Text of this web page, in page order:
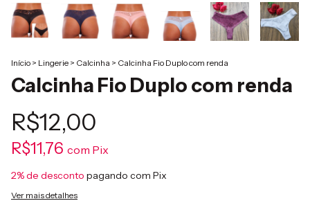
Início > Lingerie > Calcinha > Calcinha Fio Duplo com renda
Calcinha Fio Duplo com renda
R$12,00
R$11,76 com Pix
2% de desconto pagando com Pix
Ver mais detalhes